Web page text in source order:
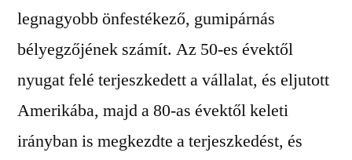
legnagyobb önfestékező, gumipárnás
bélyegzőjének számít. Az 50-es évektől
nyugat felé terjeszkedett a vállalat, és eljutott
Amerikába, majd a 80-as évektől keleti
irányban is megkezdte a terjeszkedést, és